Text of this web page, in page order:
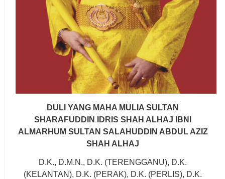
DULI YANG MAHA MULIA SULTAN
SHARAFUDDIN IDRIS SHAH ALHAJ IBNI
ALMARHUM SULTAN SALAHUDDIN ABDUL AZIZ
SHAH ALHAJ
D.K., D.M.N., D.K. (TERENGGANU), D.K.
(KELANTAN), D.K. (PERAK), D.K. (PERLIS), D.K.